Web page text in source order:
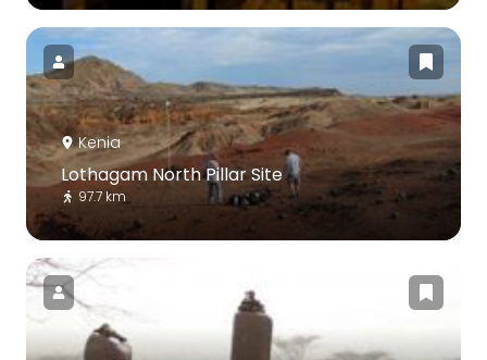
Kenia
Lothagam North Pillar Site
97.7 km